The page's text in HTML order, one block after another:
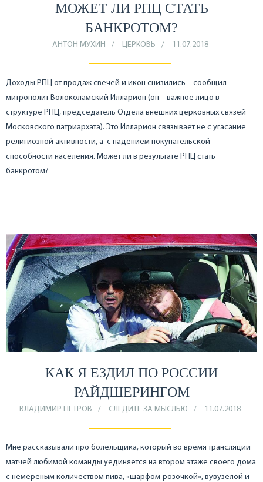
МОЖЕТ ЛИ РПЦ СТАТЬ
БАНКРОТОМ?
АНТОН МУХИН ЦЕРКОВЬ 11.07.2018
Доходы РПЦ от продаж свечей и икон снизились – сообщил
митрополит Волоколамский Илларион (он – важное лицо в
структуре РПЦ, председатель Отдела внешних церковных связей
Московского патриархата). Это Илларион связывает не с угасание
религиозной активности, а с падением покупательской
способности населения. Может ли в результате РПЦ стать
банкротом?
КАК Я ЕЗДИЛ ПО РОССИИ
РАЙДШЕРИНГОМ
ВЛАДИМИР ПЕТРОВ СЛЕДИТЕ ЗА МЫСЛЬЮ 11.07.2018
Мне рассказывали про болельщика, который во время трансляции
матчей любимой команды уединяется на втором этаже своего дома
с немереным количеством пива, «шарфом-розочкой», вувузелой и